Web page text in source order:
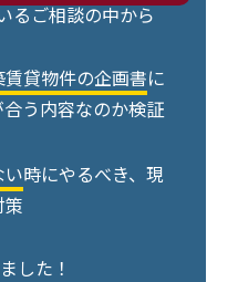
るご相談の中から
賃貸物件の企画書に
う内容なのか検証
時にやるべき、現
した！